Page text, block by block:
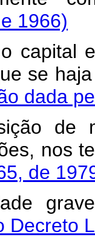
1966)
se
dada
nos
de
grave
Decreto